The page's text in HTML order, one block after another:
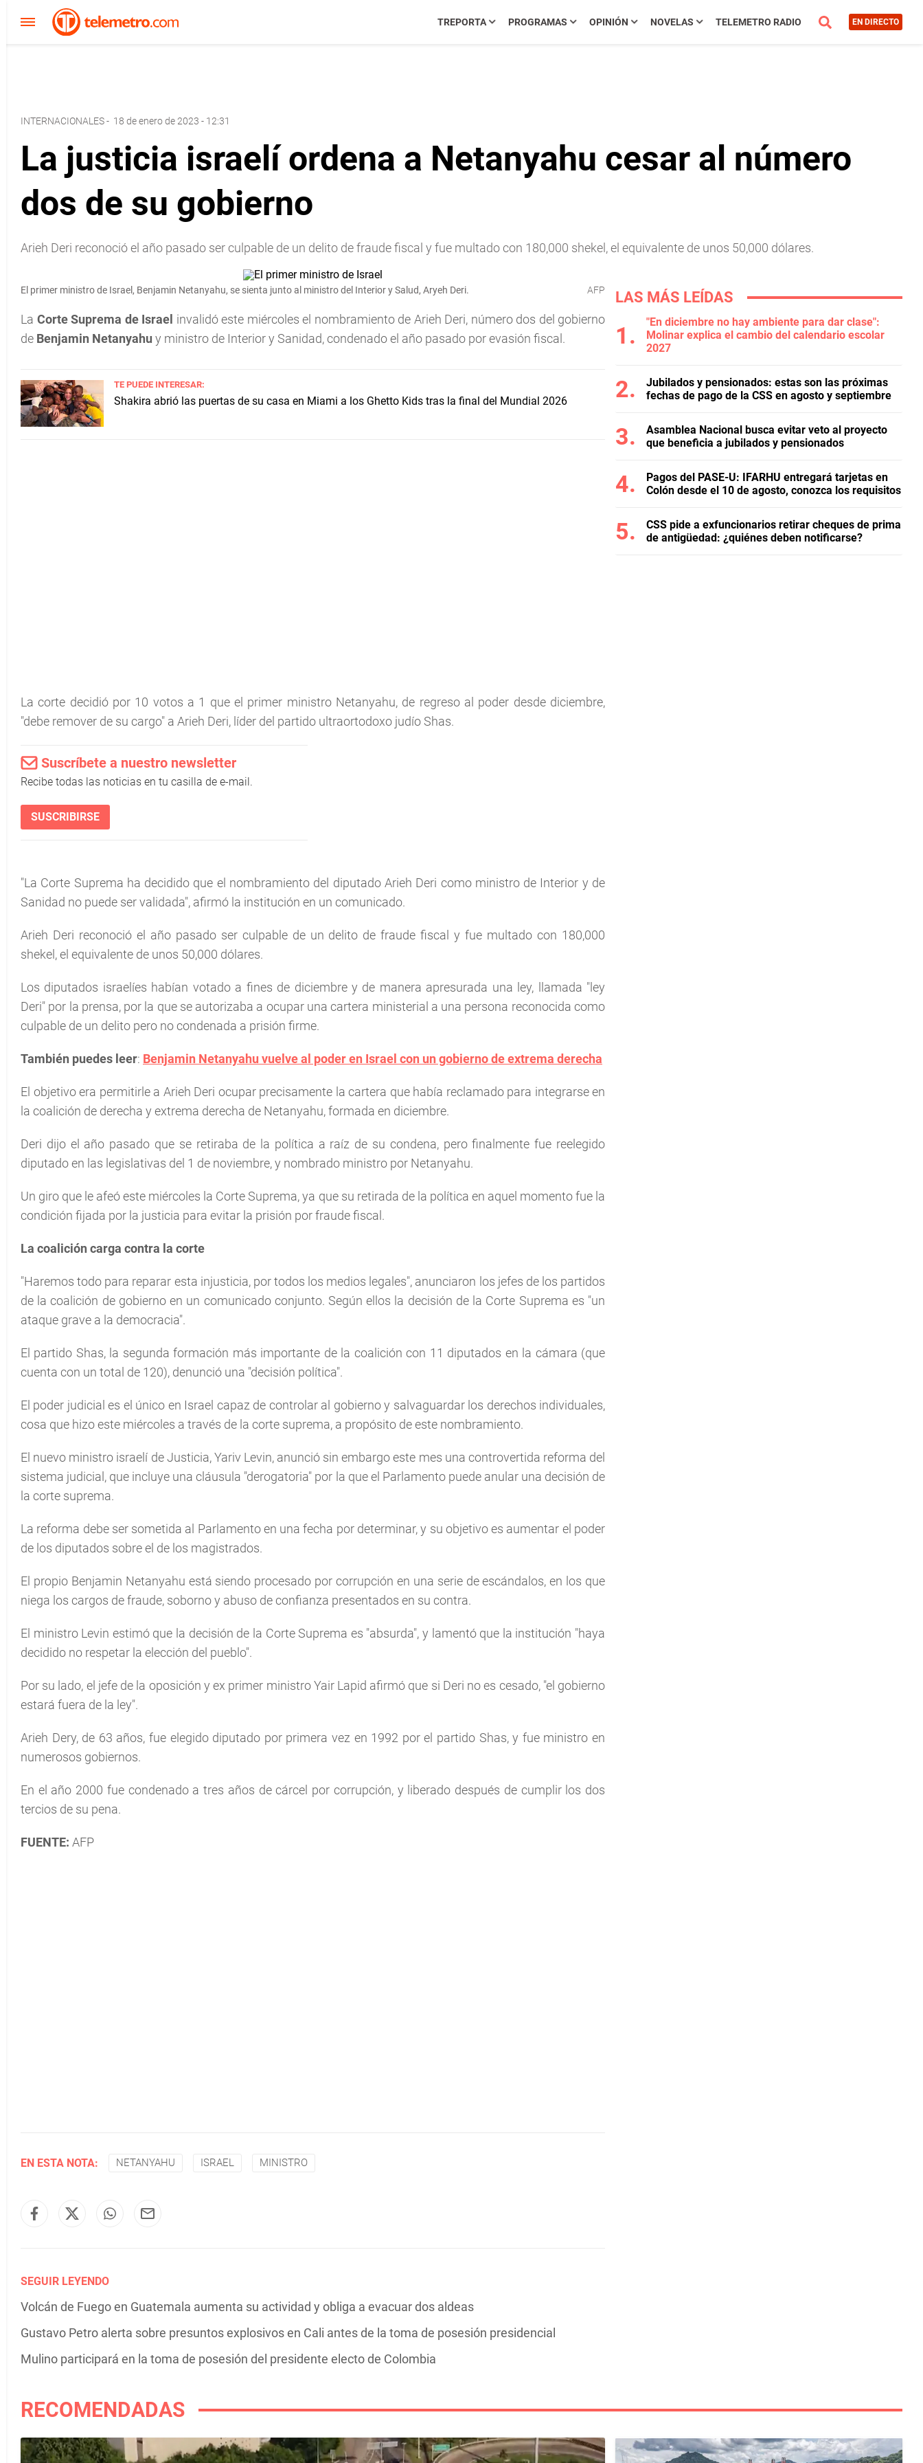
TREPORTA PROGRAMAS OPINIÓN NOVELAS TELEMETRO RADIO EN DIRECTO
INTERNACIONALES- 18 de enero de 2023 - 12:31
La justicia israelí ordena a Netanyahu cesar al número
dos de su gobierno
Arieh Deri reconoció el año pasado ser culpable de un delito de fraude fiscal y fue multado con 180,000 shekel, el equivalente de unos 50,000 dólares.
El primer ministro de Israel, Benjamin Netanyahu, se sienta junto al ministro del Interior y Salud, Aryeh Deri. AFP
La Corte Suprema de Israel invalidó este miércoles el nombramiento de Arieh Deri, número dos del gobierno
de Benjamin Netanyahu y ministro de Interior y Sanidad, condenado el año pasado por evasión fiscal.
TE PUEDE INTERESAR:
Shakira abrió las puertas de su casa en Miami a los Ghetto Kids tras la final del Mundial 2026
La corte decidió por 10 votos a 1 que el primer ministro Netanyahu, de regreso al poder desde diciembre,
"debe remover de su cargo" a Arieh Deri, líder del partido ultraortodoxo judío Shas.
Suscríbete a nuestro newsletter
Recibe todas las noticias en tu casilla de e-mail.
SUSCRIBIRSE
"La Corte Suprema ha decidido que el nombramiento del diputado Arieh Deri como ministro de Interior y de
Sanidad no puede ser validada", afirmó la institución en un comunicado.
Arieh Deri reconoció el año pasado ser culpable de un delito de fraude fiscal y fue multado con 180,000
shekel, el equivalente de unos 50,000 dólares.
Los diputados israelíes habían votado a fines de diciembre y de manera apresurada una ley, llamada "ley
Deri" por la prensa, por la que se autorizaba a ocupar una cartera ministerial a una persona reconocida como
culpable de un delito pero no condenada a prisión firme.
También puedes leer: Benjamin Netanyahu vuelve al poder en Israel con un gobierno de extrema derecha
El objetivo era permitirle a Arieh Deri ocupar precisamente la cartera que había reclamado para integrarse en
la coalición de derecha y extrema derecha de Netanyahu, formada en diciembre.
Deri dijo el año pasado que se retiraba de la política a raíz de su condena, pero finalmente fue reelegido
diputado en las legislativas del 1 de noviembre, y nombrado ministro por Netanyahu.
Un giro que le afeó este miércoles la Corte Suprema, ya que su retirada de la política en aquel momento fue la
condición fijada por la justicia para evitar la prisión por fraude fiscal.
La coalición carga contra la corte
"Haremos todo para reparar esta injusticia, por todos los medios legales", anunciaron los jefes de los partidos
de la coalición de gobierno en un comunicado conjunto. Según ellos la decisión de la Corte Suprema es "un
ataque grave a la democracia".
El partido Shas, la segunda formación más importante de la coalición con 11 diputados en la cámara (que
cuenta con un total de 120), denunció una "decisión política".
El poder judicial es el único en Israel capaz de controlar al gobierno y salvaguardar los derechos individuales,
cosa que hizo este miércoles a través de la corte suprema, a propósito de este nombramiento.
El nuevo ministro israelí de Justicia, Yariv Levin, anunció sin embargo este mes una controvertida reforma del
sistema judicial, que incluye una cláusula "derogatoria" por la que el Parlamento puede anular una decisión de
la corte suprema.
La reforma debe ser sometida al Parlamento en una fecha por determinar, y su objetivo es aumentar el poder
de los diputados sobre el de los magistrados.
El propio Benjamin Netanyahu está siendo procesado por corrupción en una serie de escándalos, en los que
niega los cargos de fraude, soborno y abuso de confianza presentados en su contra.
El ministro Levin estimó que la decisión de la Corte Suprema es "absurda", y lamentó que la institución "haya
decidido no respetar la elección del pueblo".
Por su lado, el jefe de la oposición y ex primer ministro Yair Lapid afirmó que si Deri no es cesado, "el gobierno
estará fuera de la ley".
Arieh Dery, de 63 años, fue elegido diputado por primera vez en 1992 por el partido Shas, y fue ministro en
numerosos gobiernos.
En el año 2000 fue condenado a tres años de cárcel por corrupción, y liberado después de cumplir los dos
tercios de su pena.
FUENTE: AFP
EN ESTA NOTA: NETANYAHU ISRAEL MINISTRO
SEGUIR LEYENDO
Volcán de Fuego en Guatemala aumenta su actividad y obliga a evacuar dos aldeas
Gustavo Petro alerta sobre presuntos explosivos en Cali antes de la toma de posesión presidencial
Mulino participará en la toma de posesión del presidente electo de Colombia
LAS MÁS LEÍDAS
"En diciembre no hay ambiente para dar clase":
Molinar explica el cambio del calendario escolar
2027
Jubilados y pensionados: estas son las próximas
fechas de pago de la CSS en agosto y septiembre
Asamblea Nacional busca evitar veto al proyecto
que beneficia a jubilados y pensionados
Pagos del PASE-U: IFARHU entregará tarjetas en
Colón desde el 10 de agosto, conozca los requisitos
CSS pide a exfuncionarios retirar cheques de prima
de antigüedad: ¿quiénes deben notificarse?
RECOMENDADAS